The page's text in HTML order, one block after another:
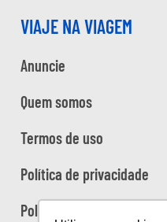
VIAJE NA VIAGEM
Anuncie
Quem somos
Termos de uso
Política de privacidade
Política de cookies